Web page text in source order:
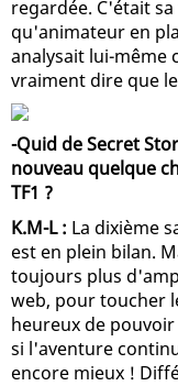
regardée. C'était
qu'animateur en
analysait lui-même
vraiment dire que
-Quid de Secret
nouveau quelque
TF1 ?
K.M-L : La dixième
est en plein bilan.
toujours plus
web, pour toucher
heureux de
si l'aventure
encore mieux !